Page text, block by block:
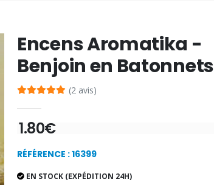
Encens Aromatika -
Benjoin en Batonnets
(2 avis)
1.80€
RÉFÉRENCE : 16399
EN STOCK (EXPÉDITION 24H)